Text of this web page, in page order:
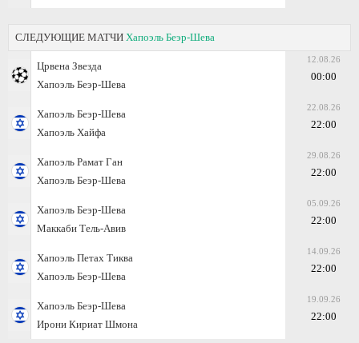
СЛЕДУЮЩИЕ МАТЧИ Хапоэль Беэр-Шева
Црвена Звезда
Хапоэль Беэр-Шева
12.08.26
00:00
Хапоэль Беэр-Шева
Хапоэль Хайфа
22.08.26
22:00
Хапоэль Рамат Ган
Хапоэль Беэр-Шева
29.08.26
22:00
Хапоэль Беэр-Шева
Маккаби Тель-Авив
05.09.26
22:00
Хапоэль Петах Тиква
Хапоэль Беэр-Шева
14.09.26
22:00
Хапоэль Беэр-Шева
Ирони Кириат Шмона
19.09.26
22:00